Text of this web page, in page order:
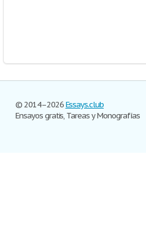
© 2014–2026Essays.club
Ensayos gratis, Tareas y Monografías